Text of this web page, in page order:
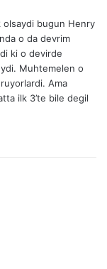
olsaydi bugun Henry
o da devrim
ki o devirde
Muhtemelen o
Ama
ilk 3’te bile degil